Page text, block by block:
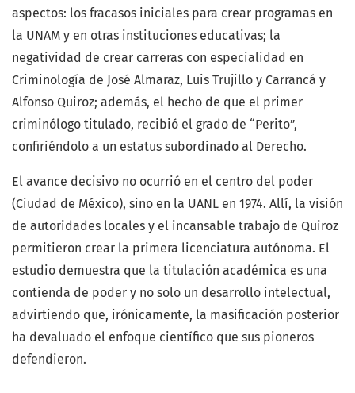
aspectos: los fracasos iniciales para crear programas en
la UNAM y en otras instituciones educativas; la
negatividad de crear carreras con especialidad en
Criminología de José Almaraz, Luis Trujillo y Carrancá y
Alfonso Quiroz; además, el hecho de que el primer
criminólogo titulado, recibió el grado de “Perito”,
confiriéndolo a un estatus subordinado al Derecho.
El avance decisivo no ocurrió en el centro del poder
(Ciudad de México), sino en la UANL en 1974. Allí, la visión
de autoridades locales y el incansable trabajo de Quiroz
permitieron crear la primera licenciatura autónoma. El
estudio demuestra que la titulación académica es una
contienda de poder y no solo un desarrollo intelectual,
advirtiendo que, irónicamente, la masificación posterior
ha devaluado el enfoque científico que sus pioneros
defendieron.